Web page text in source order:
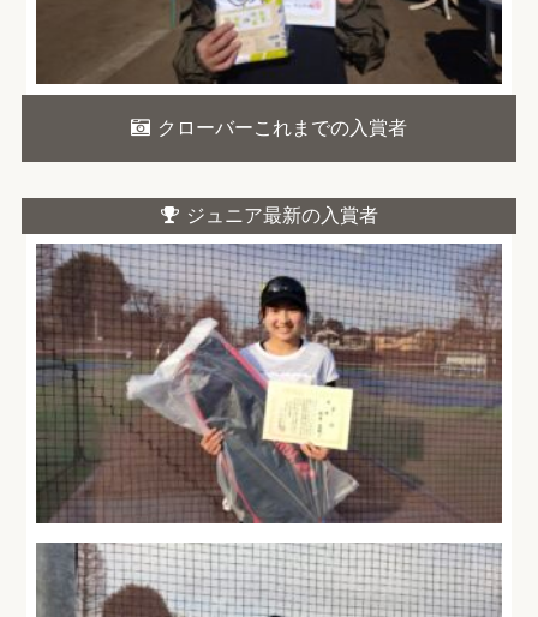
クローバーこれまでの入賞者
ジュニア最新の入賞者